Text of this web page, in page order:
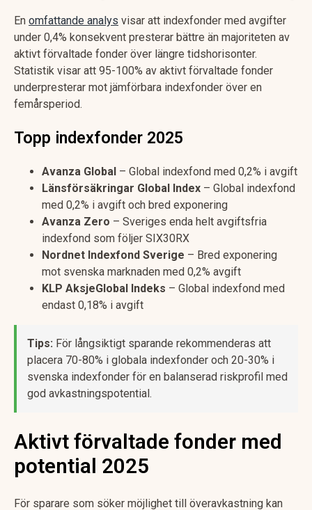
En omfattande analys visar att indexfonder med avgifter
under 0,4% konsekvent presterar bättre än majoriteten av
aktivt förvaltade fonder över längre tidshorisonter.
Statistik visar att 95-100% av aktivt förvaltade fonder
underpresterar mot jämförbara indexfonder över en
femårsperiod.
Topp indexfonder 2025
Avanza Global – Global indexfond med 0,2% i avgift
Länsförsäkringar Global Index – Global indexfond
med 0,2% i avgift och bred exponering
Avanza Zero – Sveriges enda helt avgiftsfria
indexfond som följer SIX30RX
Nordnet Indexfond Sverige – Bred exponering
mot svenska marknaden med 0,2% avgift
KLP AksjeGlobal Indeks – Global indexfond med
endast 0,18% i avgift
Tips: För långsiktigt sparande rekommenderas att
placera 70-80% i globala indexfonder och 20-30% i
svenska indexfonder för en balanserad riskprofil med
god avkastningspotential.
Aktivt förvaltade fonder med
potential 2025
För sparare som söker möjlighet till överavkastning kan